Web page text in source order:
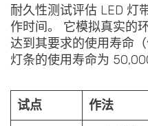
耐久性测试评估 LED 灯
作时间。 它模拟真实的
达到其要求的使用寿命
灯条的使用寿命为
试点 作法